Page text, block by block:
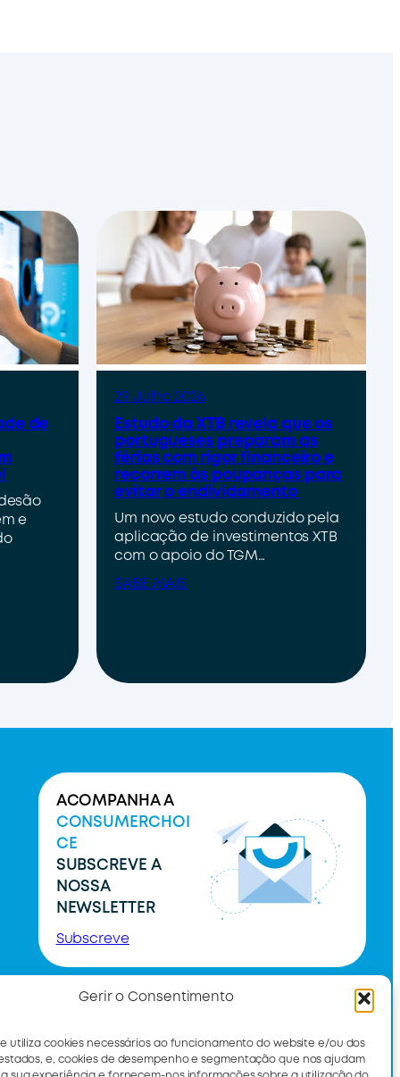
Gerir o Consentimento
utiliza cookies necessários ao funcionamento do website e/ou dos
e, cookies de desempenho e segmentação que nos ajudam
de
e
29 Julho 2026
Estudo da XTB revela que os
portugueses preparam as
férias com rigor financeiro e
recorrem às poupanças para
evitar o endividamento
Um novo estudo conduzido pela
aplicação de investimentos XTB
com o apoio do TGM…
SABE MAIS
ACOMPANHA A
CONSUMERCHOI
CE
SUBSCREVE A
NOSSA
NEWSLETTER
Subscreve